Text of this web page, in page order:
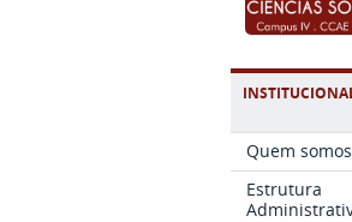
Quem
Estrutura